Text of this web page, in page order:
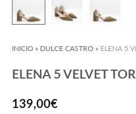
INICIO » DULCE CASTRO » ELENA 5
ELENA 5 VELVET
Precio de oferta
139,00€